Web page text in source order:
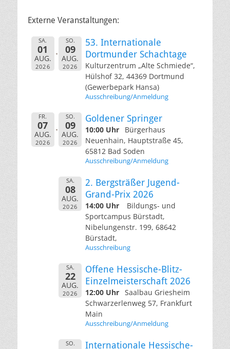
Externe Veranstaltungen:
SA.
01
AUG.
2026
SO.
09
AUG.
2026
53. Internationale
Dortmunder Schachtage
Kulturzentrum „Alte Schmiede“,
Hülshof 32, 44369 Dortmund
(Gewerbepark Hansa)
Ausschreibung/Anmeldung
FR.
07
AUG.
2026
SO.
09
AUG.
2026
Goldener Springer
10:00 Uhr
Bürgerhaus
Neuenhain, Hauptstraße 45,
65812 Bad Soden
Ausschreibung/Anmeldung
SA.
08
AUG.
2026
2. Bergsträßer Jugend-
Grand-Prix 2026
14:00 Uhr
Bildungs- und
Sportcampus Bürstadt,
Nibelungenstr. 199, 68642
Bürstadt,
Ausschreibung
SA.
22
AUG.
2026
Offene Hessische-Blitz-
Einzelmeisterschaft 2026
12:00 Uhr Saalbau Griesheim
Schwarzerlenweg 57, Frankfurt
Main
Ausschreibung/Anmeldung
SO. Internationale Hessische-